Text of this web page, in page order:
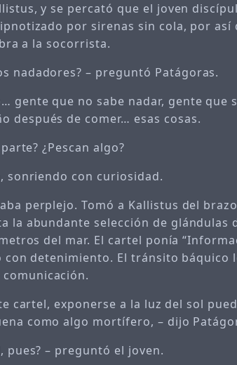
y se percató que el joven
por sirenas sin cola, por así
a la socorrista.
nadadores? – preguntó Patágoras.
gente que no sabe nadar, gente que
después de comer… esas cosas.
¿Pescan algo?
sonriendo con curiosidad.
perplejo. Tomó a Kallistus del
la abundante selección de glándulas
del mar. El cartel ponía
con detenimiento. El tránsito báquico
cartel, exponerse a la luz del sol
como algo mortífero, – dijo
pues? – preguntó el joven.